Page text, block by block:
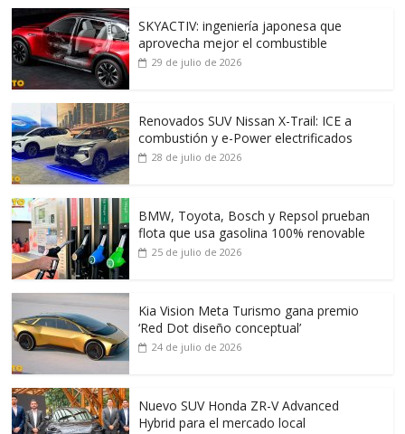
SKYACTIV: ingeniería japonesa que
aprovecha mejor el combustible
29 de julio de 2026
Renovados SUV Nissan X-Trail: ICE a
combustión y e-Power electrificados
28 de julio de 2026
BMW, Toyota, Bosch y Repsol prueban
flota que usa gasolina 100% renovable
25 de julio de 2026
Kia Vision Meta Turismo gana premio
‘Red Dot diseño conceptual’
24 de julio de 2026
Nuevo SUV Honda ZR-V Advanced
Hybrid para el mercado local